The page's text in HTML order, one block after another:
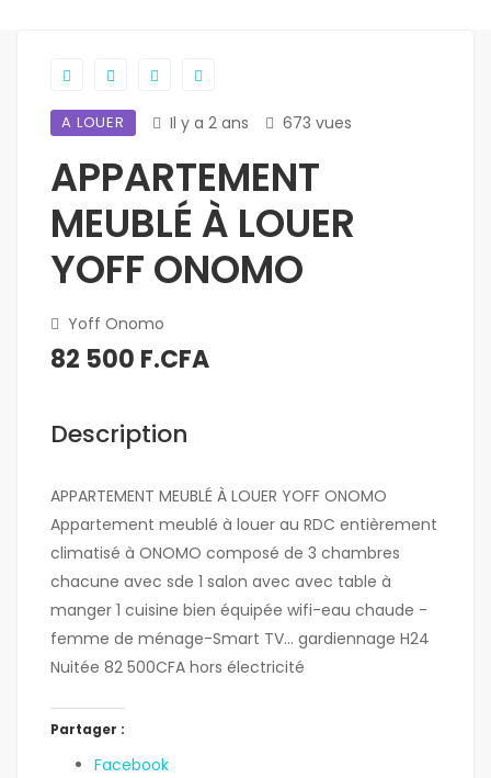
A LOUER Il y a 2 ans 673 vues
APPARTEMENT
MEUBLÉ À LOUER
YOFF ONOMO
Yoff Onomo
82 500 F.CFA
Description
APPARTEMENT MEUBLÉ À LOUER YOFF ONOMO
Appartement meublé à louer au RDC entièrement
climatisé à ONOMO composé de 3 chambres
chacune avec sde 1 salon avec avec table à
manger 1 cuisine bien équipée wifi-eau chaude -
femme de ménage-Smart TV… gardiennage H24
Nuitée 82 500CFA hors électricité
Partager :
Facebook